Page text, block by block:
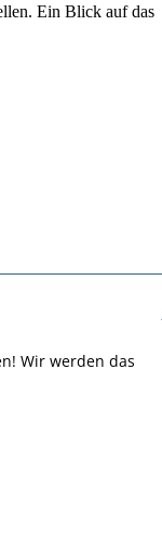
Ein Blick auf das
Wir werden das